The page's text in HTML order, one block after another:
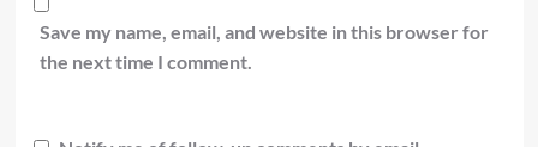
Save my name, email, and website in this browser for
the next time I comment.